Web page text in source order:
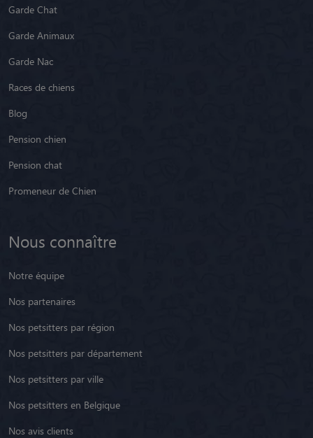
Garde Chat
Garde Animaux
Garde Nac
Races de chiens
Blog
Pension chien
Pension chat
Promeneur de Chien
Nous connaître
Notre équipe
Nos partenaires
Nos petsitters par région
Nos petsitters par département
Nos petsitters par ville
Nos petsitters en Belgique
Nos avis clients